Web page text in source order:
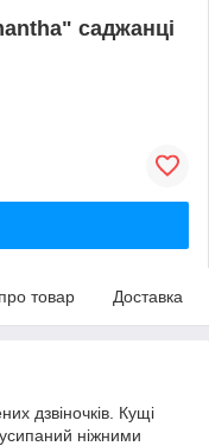
саджанці
товар Доставка
дзвіночків. Кущі
ніжними